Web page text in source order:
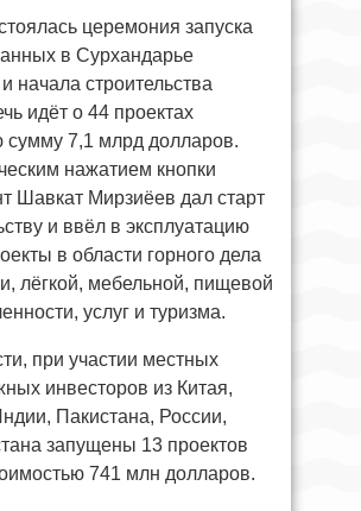
церемония запуска
в Сурхандарье
начала строительства
идёт о 44 проектах
7,1 млрд долларов.
нажатием кнопки
Шавкат Мирзиёев дал старт
и ввёл в эксплуатацию
в области горного дела
лёгкой, мебельной, пищевой
услуг и туризма.
при участии местных
инвесторов из Китая,
Пакистана, России,
запущены 13 проектов
741 млн долларов.